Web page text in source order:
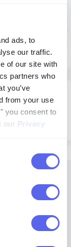
ads, to
our traffic.
of our site with
partners who
you’ve
from your use
you consent to
our Privacy
з ШІ та